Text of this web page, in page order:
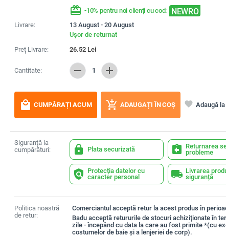
redeem -10% pentru noi clienți cu cod: NEWRO
Livrare:
13 August - 20 August
Ușor de returnat
Preț Livrare:
26.52Lei
Cantitate: remove 1 add
local_mall CUMPĂRAȚI ACUM add_shopping_cart ADAUGAȚI ÎN COȘ favorite Adaugă
Siguranță la
cumpărături:
lock Plata securizată assignment_return Returnarea
probleme
policy Protecția datelor cu
caracter personal
local_shipping Livrarea
siguranță
Politica noastră
de retur:
Comerciantul acceptă retur la acest produs în
Badu acceptă retururile de stocuri achiziționate în
zile - începând cu data la care au fost primite *(cu
costumelor de baie și a lenjeriei de corp).